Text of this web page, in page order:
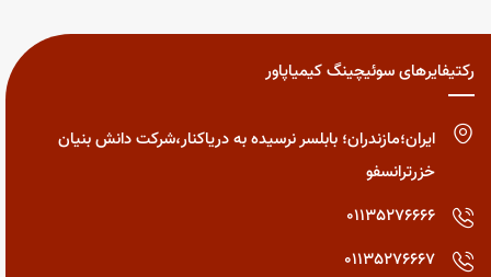
رکتیفایرهای سوئیچینگ کیمیاپاور
ایران؛مازندران؛ بابلسر نرسیده به دریاکنار،شرکت دانش بنیان
خزرترانسفو
01135276666
01135276667